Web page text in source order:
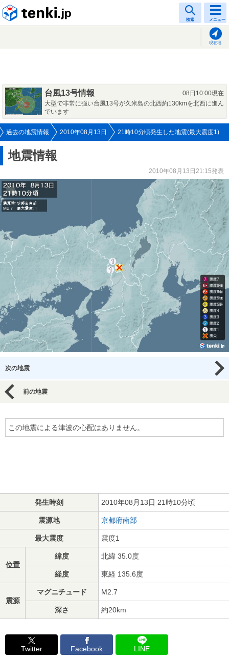
検索 メニュー
現在地
台風13号情報
08日10:00現在
大型で非常に強い台風13号が久米島の北西約130kmを北西に進ん
でいます
過去の地震情報 2010年08月13日 21時10分頃発生した地震(最大震度1)
地震情報
2010年08月13日21:15発表
次の地震
前の地震
この地震による津波の心配はありません。
発生時刻 2010年08月13日 21時10分頃
震源地 京都府南部
最大震度 震度1
位置
緯度 北緯 35.0度
経度 東経 135.6度
震源
マグニチュード M2.7
深さ 約20km
Twitter Facebook LINE